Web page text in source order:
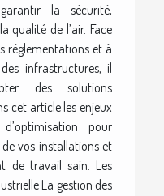
la sécurité,
qualité de l’air. Face
réglementations et à
infrastructures, il
des solutions
cet article les enjeux
pour
vos installations et
de travail sain. Les
La gestion des